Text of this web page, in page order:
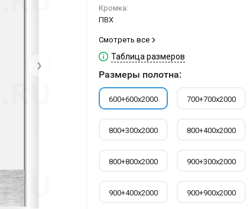
›
Кромка:
ПВХ
Смотреть все
Таблица размеров
Размеры полотна:
600+600х2000 700+700х2000
800+300х2000 800+400х2000
800+800х2000 900+300х2000
900+400х2000 900+900х2000